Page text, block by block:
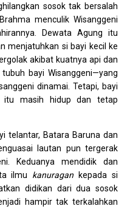
sosok tak bersalah
menculik Wisanggeni
Dewata Agung itu
menjatuhkan si bayi kecil ke
akibat kuatnya api dan
bayi Wisanggeni—yang
dinamai. Tetapi, bayi
itu masih hidup dan tetap
telantar, Batara Baruna dan
lautan pun tergerak
Keduanya mendidik dan
ilmu kanuragan kepada si
didikan dari dua sosok
hampir tak terkalahkan